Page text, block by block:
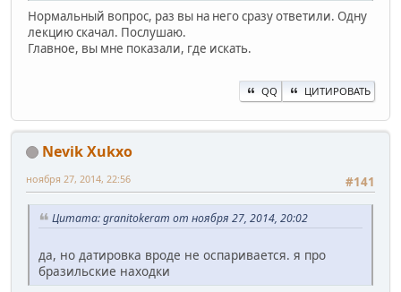
Нормальный вопрос, раз вы на него сразу ответили. Одну
лекцию скачал. Послушаю.
Главное, вы мне показали, где искать.
QQ ЦИТИРОВАТЬ
Nevik Xukxo
#141
ноября 27, 2014, 22:56
Цитата: granitokeram от ноября 27, 2014, 20:02
да, но датировка вроде не оспаривается. я про
бразильские находки